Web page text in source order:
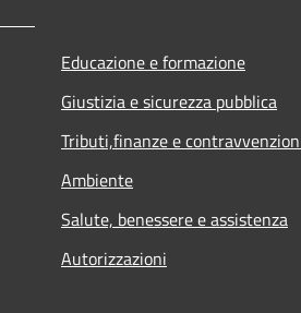
Educazione e formazione
Giustizia e sicurezza pubblica
Tributi,finanze e
Ambiente
Salute, benessere e assistenza
Autorizzazioni